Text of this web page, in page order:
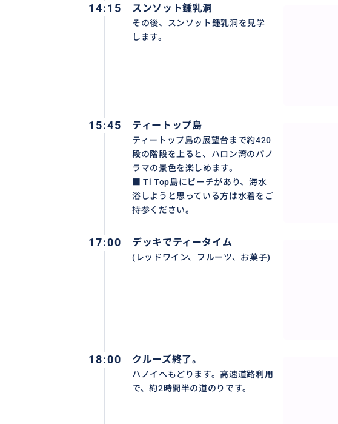
◆旧市街の各ホテルと以下のホテルは送迎可能です
旧市街エリア、シェラトンホテル、インターコンチネンタ
ウーホテル、パンパシフィックホテル、プルマンホテル、
・プライベートツアーは殆どホテルまで送迎致します。
お気軽にお問い合わせください。
・お迎えの予定時刻を10分以上過ぎてもガイドが見つから
社までご連絡ください。
◆ツアーに含まれるもの
トにて日本語ガイド付、ハロン湾入場料、クルーズ船乗船
リンク 1本)、シーカヤックまたは手漕ぎ舟の利用料、鍾乳
※シーカヤックまたは手漕ぎ舟のご利用料金が無料です。
おすすめ
14:15 スンソット鍾乳洞
その後、スンソット鍾乳洞を見学
します。
15:45 ティートップ島
ティートップ島の展望台まで約420
段の階段を上ると、ハロン湾のパノ
ラマの景色を楽しめます。
■ Ti Top島にビーチがあり、海水
浴しようと思っている方は水着をご
持参ください。
17:00 デッキでティータイム
(レッドワイン、フルーツ、お菓子)
18:00 クルーズ終了。
ハノイへもどります。高速道路利用
で、約2時間半の道のりです。